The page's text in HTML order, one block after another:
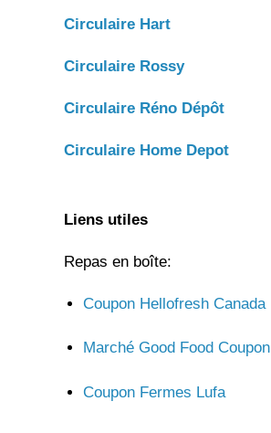
Circulaire Hart
Circulaire Rossy
Circulaire Réno Dépôt
Circulaire Home Depot
Liens utiles
Repas en boîte:
Coupon Hellofresh Canada
Marché Good Food Coupon
Coupon Fermes Lufa